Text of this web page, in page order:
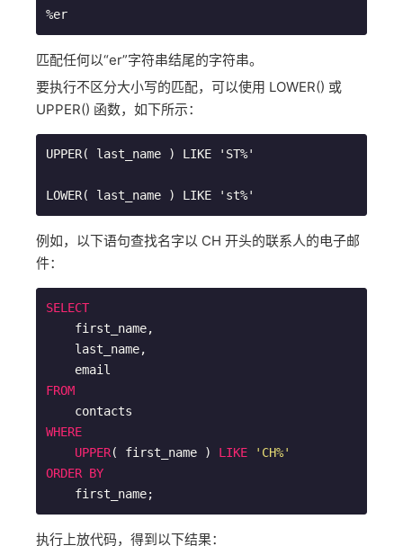
%er
匹配任何以“er”字符串结尾的字符串。
要执行不区分大小写的匹配，可以使用 LOWER() 或
UPPER() 函数，如下所示：
UPPER( last_name ) LIKE 'ST%'
LOWER( last_name ) LIKE 'st%'
例如，以下语句查找名字以 CH 开头的联系人的电子邮
件：
SELECT
FROM
WHERE
UPPER( first_name ) LIKE
'CH%'
ORDER BY
    first_name;
执行上放代码，得到以下结果：